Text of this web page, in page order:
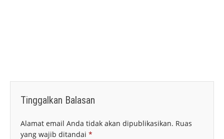
Tinggalkan Balasan
Alamat email Anda tidak akan dipublikasikan. Ruas
yang wajib ditandai *